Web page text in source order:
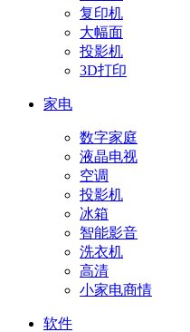
复印机
大幅面
投影机
3D打印
家电
数字家庭
液晶电视
空调
投影机
冰箱
智能影音
洗衣机
高清
小家电商情
软件